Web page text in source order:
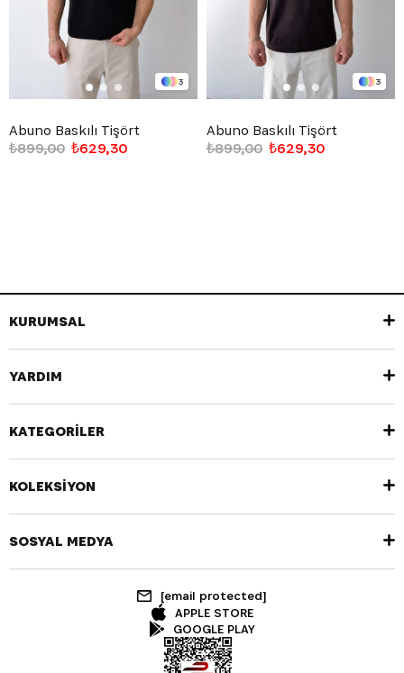
3
Abuno Baskılı Tişört
₺629,30
₺899,00
3
Abuno Baskılı Tişört
₺629,30
₺899,00
KURUMSAL
YARDIM
KATEGORİLER
KOLEKSİYON
SOSYAL MEDYA
[email protected]
APPLE STORE
GOOGLE PLAY